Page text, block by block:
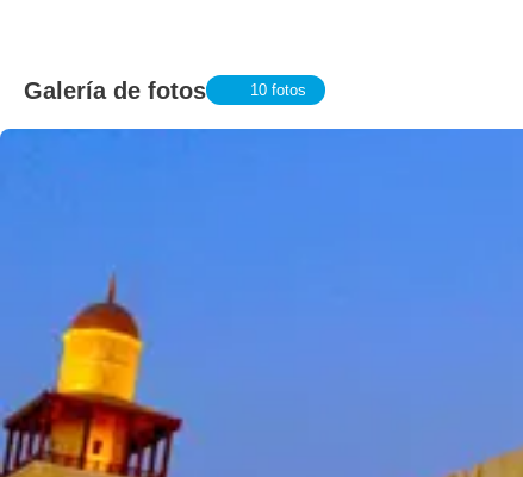
Galería de fotos 10 fotos